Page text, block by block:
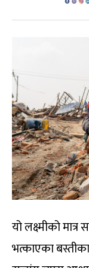
यो लक्ष्मीको
भत्काएका